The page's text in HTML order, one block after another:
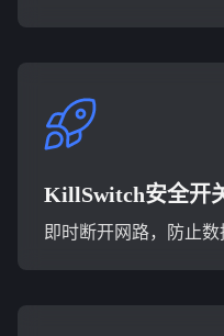
KillSwitch安全开
即时断开网路，防止